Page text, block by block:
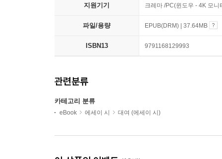
지원기기 크레마 /PC(윈도우 - 4K 모
파일/용량 EPUB(DRM) | 37.64MB
ISBN13 9791168129993
관련분류
카테고리 분류
eBook 에세이 시 대여 (에세이 시)